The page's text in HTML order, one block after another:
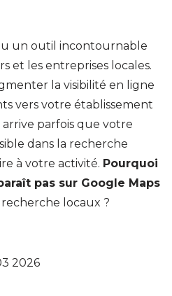
un outil incontournable
et les entreprises locales.
la visibilité en ligne
vers votre établissement
parfois que votre
dans la recherche
à votre activité. Pourquoi
pas sur Google Maps
locaux ?
2026